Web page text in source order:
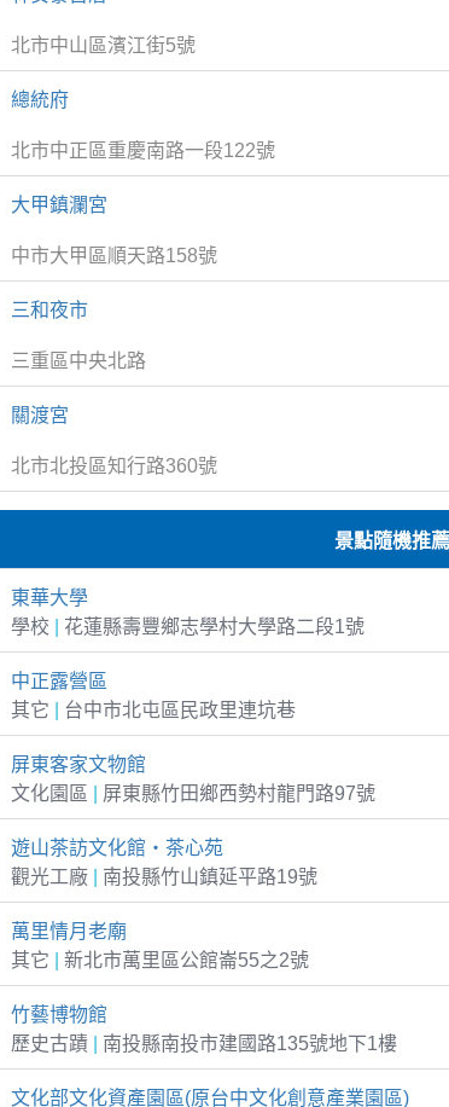
北市中山區濱江街5號
總統府
北市中正區重慶南路一段122號
大甲鎮瀾宮
中市大甲區順天路158號
三和夜市
三重區中央北路
關渡宮
北市北投區知行路360號
景點隨機推薦
東華大學
學校
花蓮縣壽豐鄉志學村大學路二段1號
中正露營區
其它
台中市北屯區民政里連坑巷
屏東客家文物館
文化園區
屏東縣竹田鄉西勢村龍門路97號
遊山茶訪文化館‧茶心苑
觀光工廠
南投縣竹山鎮延平路19號
萬里情月老廟
其它
新北市萬里區公館崙55之2號
竹藝博物館
歷史古蹟
南投縣南投市建國路135號地下1樓
文化部文化資產園區(原台中文化創意產業園區)